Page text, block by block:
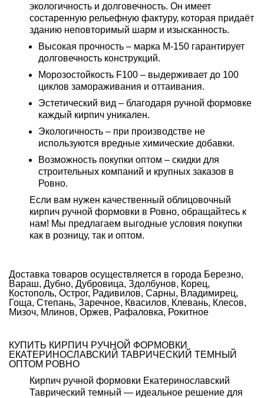
экологичность и долговечность. Он имеет
состаренную рельефную фактуру, которая придаёт
зданию неповторимый шарм и изысканность.
Высокая прочность – марка М-150 гарантирует
долговечность конструкций.
Морозостойкость F100 – выдерживает до 100
циклов замораживания и оттаивания.
Эстетический вид – благодаря ручной формовке
каждый кирпич уникален.
Экологичность – при производстве не
используются вредные химические добавки.
Возможность покупки оптом – скидки для
строительных компаний и крупных заказов в
Ровно.
Если вам нужен качественный облицовочный
кирпич ручной формовки в Ровно, обращайтесь к
нам! Мы предлагаем выгодные условия покупки
как в розницу, так и оптом.
Доставка товаров осуществляется в города Березно,
Вараш, Дубно, Дубровица, Здолбунов, Корец,
Костополь, Острог, Радивилов, Сарны, Владимирец,
Гоща, Степань, Заречное, Квасилов, Клевань, Клесов,
Мизоч, Млинов, Оржев, Рафаловка, Рокитное
КУПИТЬ КИРПИЧ РУЧНОЙ ФОРМОВКИ
ЕКАТЕРИНОСЛАВСКИЙ ТАВРИЧЕСКИЙ ТЕМНЫЙ
ОПТОМ РОВНО
Кирпич ручной формовки Екатеринославский
Таврический темный — идеальное решение для